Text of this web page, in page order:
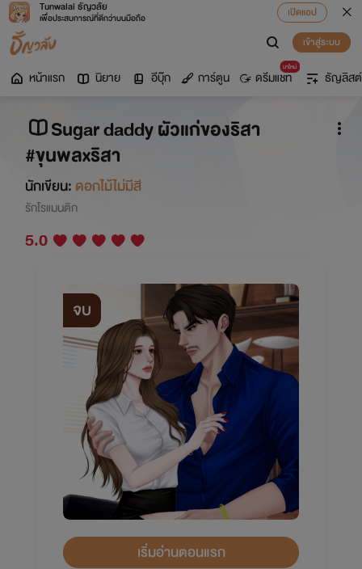
Tunwalai ธัญวลัย
เพื่อประสบการณ์ที่ดีกว่าบนมือถือ
เปิดแอป
เข้าสู่ระบบ
หน้าแรก นิยาย อีบุ๊ก การ์ตูน
มาใหม่
ดรีมแชท ธัญลิสต์
Sugar daddy ผัวแก่ของริสา
#ขุนพลxริสา
นักเขียน: ดอกไม้ไม่มีสี
รักโรแมนติก
5.0
จบ
เริ่มอ่านตอนแรก